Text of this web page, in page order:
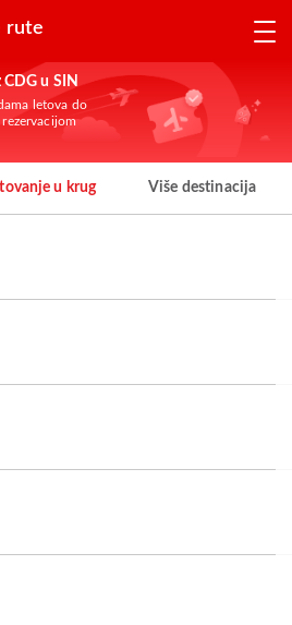
rute
u SIN
letova do
u krug Više destinacija